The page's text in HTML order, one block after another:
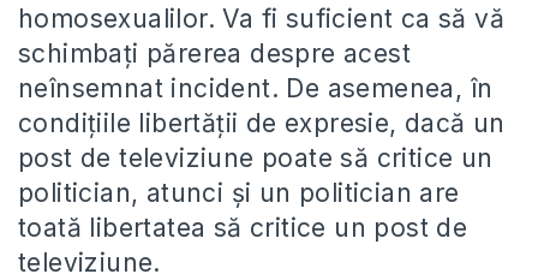
homosexualilor. Va fi suficient ca să vă
schimbaţi părerea despre acest
neînsemnat incident. De asemenea, în
condiţiile libertăţii de expresie, dacă un
post de televiziune poate să critice un
politician, atunci şi un politician are
toată libertatea să critice un post de
televiziune.